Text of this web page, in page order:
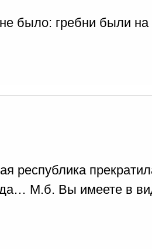
было: гребни были
республика
М.б. Вы имеете в